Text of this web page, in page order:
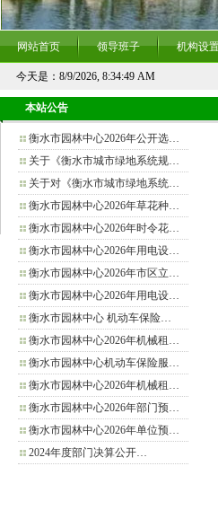
网站首页 领导班子 机构设
今天是： 8/9/2026, 8:34:50 AM
本站公告
衡水市园林中心2026年公开选…
关于《衡水市城市绿地系统规…
关于对《衡水市城市绿地系统…
衡水市园林中心2026年草花种…
衡水市园林中心2026年时令花…
衡水市园林中心2026年用电设…
衡水市园林中心2026年市区立…
衡水市园林中心2026年用电设…
衡水市园林中心 机动车保险…
衡水市园林中心2026年机械租…
衡水市园林中心机动车保险服…
衡水市园林中心2026年机械租…
衡水市园林中心2026年部门预…
衡水市园林中心2026年单位预…
2024年度部门决算公开…